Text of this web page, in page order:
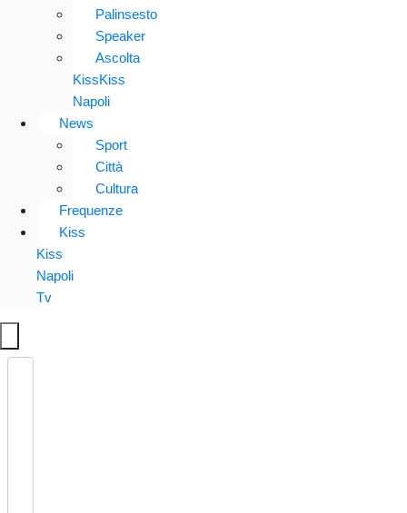
Palinsesto
Speaker
Ascolta
KissKiss
Napoli
News
Sport
Città
Cultura
Frequenze
Kiss
Kiss
Napoli
Tv